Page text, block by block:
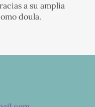
a su amplia
doula.